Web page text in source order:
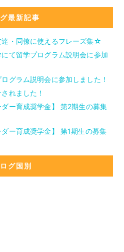
最新記事
・同僚に使えるフレーズ集☆
て留学プログラム説明会に参加
グラム説明会に参加しました！
れました！
ー育成奨学金】 第2期生の募集
ー育成奨学金】 第1期生の募集
グ国別